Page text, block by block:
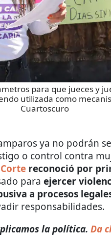
para que jueces y
utilizada como
Cuartoscuro
ya no podrán
o control contra
reconoció por
para ejercer
a procesos
responsabilidades.
la política. Da